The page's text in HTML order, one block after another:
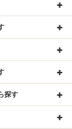
探す